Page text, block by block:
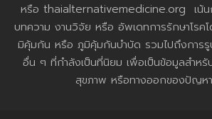
หรือ thaialternativemedicine.org เน้นก
บทความ งานวิจัย หรือ อัพเดทการรักษาโรค
มิคุ้มกัน หรือ ภูมิคุ้มกันบำบัด รวมไปถึงการ
อื่น ๆ ที่กำลังเป็นที่นิยม เพื่อเป็นข้อมูลสำห
สุขภาพ หรือทางออกของปัญห